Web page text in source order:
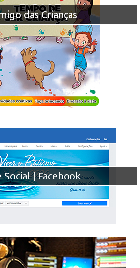
das Crianças
Social | Facebook